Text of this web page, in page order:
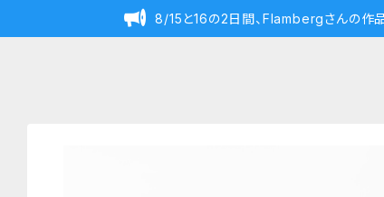
8/15と16の2日間、Flambergさんの作